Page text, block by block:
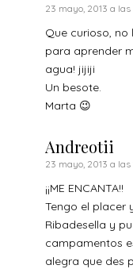
23 mayo, 2013 a las
Que curioso, no
para aprender
agua! jijiji
Un besote.
Marta 😉
Andreotii
23 mayo, 2013 a las
¡¡ME ENCANTA!!
Tengo el placer
Ribadesella y
campamentos
alegra que des